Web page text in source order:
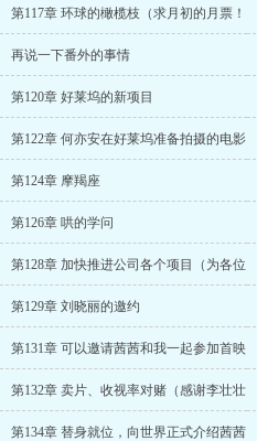
第117章 环球的橄榄枝（求月初的月票！
再说一下番外的事情
第120章 好莱坞的新项目
第122章 何亦安在好莱坞准备拍摄的电影
第124章 摩羯座
第126章 哄的学问
第128章 加快推进公司各个项目（为各位
第129章 刘晓丽的邀约
第131章 可以邀请茜茜和我一起参加首映
第132章 卖片、收视率对赌（感谢李壮壮
第134章 替身就位，向世界正式介绍茜茜